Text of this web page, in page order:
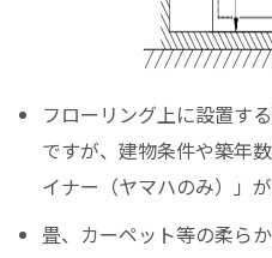
フローリング上に設置す
ですが、建物条件や築年
イナー（ヤマハのみ）」が
畳、カーペット等の柔ら